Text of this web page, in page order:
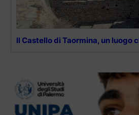
Il Castello di Taormina, un luogo